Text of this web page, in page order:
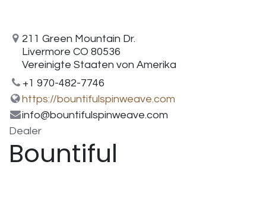
211 Green Mountain Dr.
Livermore CO 80536
Vereinigte Staaten von Amerika
+1 970-482-7746
https://bountifulspinweave.com
info@bountifulspinweave.com
Dealer
Bountiful